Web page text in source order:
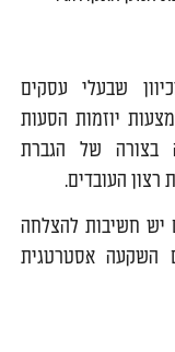
שבעלי עסקים
יוזמות הסעות
בצורה של הגברת
רצון העובדים.
יש חשיבות להצלחה
השקעה אסטרטגית